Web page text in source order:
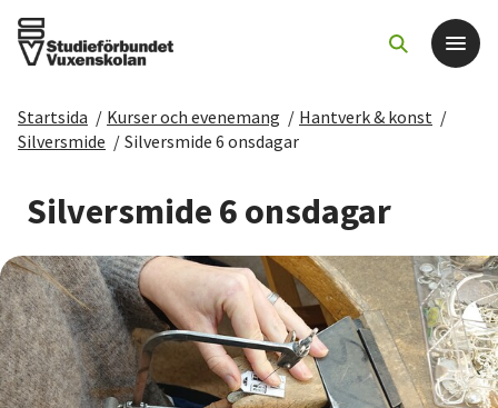
Det här gör vi
För dig som
Sök kurser och evenemang
Om SV
Starta studiecirkel
Startsida / Kurser och evenemang / Hantverk & konst /
Silversmide / Silversmide 6 onsdagar
Silversmide 6 onsdagar